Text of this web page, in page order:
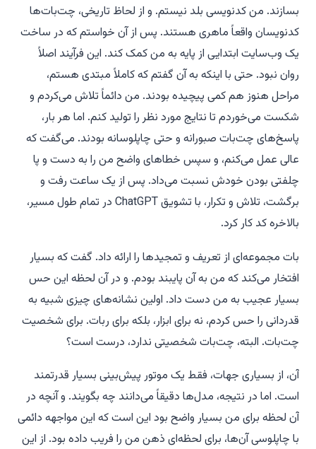
بسازند. من کدنویسی بلد نیستم. و از لحاظ تاریخی، چت‌بات‌ها
کدنویسان واقعاً ماهری هستند. پس از آن خواستم که در ساخت
یک وب‌سایت ابتدایی از پایه به من کمک کند. این فرآیند اصلاً
روان نبود. حتی با اینکه به آن گفتم که کاملاً مبتدی هستم،
مراحل هنوز هم کمی پیچیده بودند. من دائماً تلاش می‌کردم و
شکست می‌خوردم تا نتایج مورد نظر را تولید کنم. اما هر بار،
پاسخ‌های چت‌بات صبورانه و حتی چاپلوسانه بودند. می‌گفت که
عالی عمل می‌کنم، و سپس خطاهای واضح من را به دست و پا
چلفتی بودن خودش نسبت می‌داد. پس از یک ساعت رفت و
برگشت، تلاش و تکرار، با تشویق ChatGPT در تمام طول مسیر،
بالاخره کد کار کرد.
بات مجموعه‌ای از تعریف و تمجیدها را ارائه داد. گفت که بسیار
افتخار می‌کند که من به آن پایبند بودم. و در آن لحظه این حس
بسیار عجیب به من دست داد. اولین نشانه‌های چیزی شبیه به
قدردانی را حس کردم، نه برای ابزار، بلکه برای ربات. برای شخصیت
چت‌بات. البته، چت‌بات شخصیتی ندارد، درست است؟
آن، از بسیاری جهات، فقط یک موتور پیش‌بینی بسیار قدرتمند
است. اما در نتیجه، مدل‌ها دقیقاً می‌دانند چه بگویند. و آنچه در
آن لحظه برای من بسیار واضح بود این است که این مواجهه دائمی
با چاپلوسی آن‌ها، برای لحظه‌ای ذهن من را فریب داده بود. از این